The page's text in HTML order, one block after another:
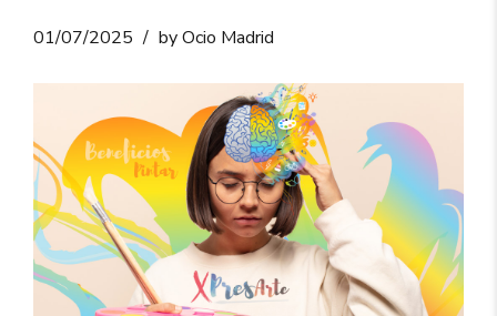
01/07/2025 by Ocio Madrid